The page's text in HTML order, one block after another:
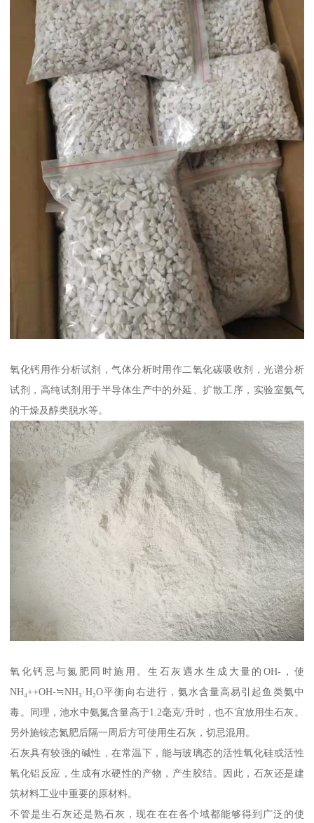
氧化钙用作分析试剂，气体分析时用作二氧化碳吸收剂，光谱分析
试剂，高纯试剂用于半导体生产中的外延、扩散工序，实验室氨气
的干燥及醇类脱水等。
氧化钙忌与氮肥同时施用。生石灰遇水生成大量的OH-，使
NH₄++OH-≒NH₃·H₂O平衡向右进行，氨水含量高易引起鱼类氨中
毒。同理，池水中氨氮含量高于1.2毫克/升时，也不宜放用生石灰。
另外施铵态氮肥后隔一周后方可使用生石灰，切忌混用。
石灰具有较强的碱性，在常温下，能与玻璃态的活性氧化硅或活性
氧化铝反应，生成有水硬性的产物，产生胶结。因此，石灰还是建
筑材料工业中重要的原材料。
不管是生石灰还是熟石灰，现在在在各个域都能够得到广泛的使